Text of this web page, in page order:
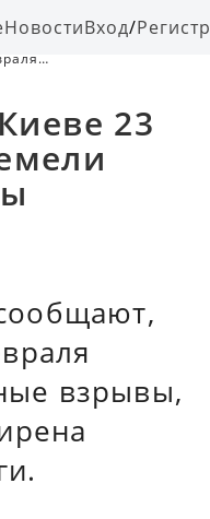
НовостиВход/
23
взрывы,